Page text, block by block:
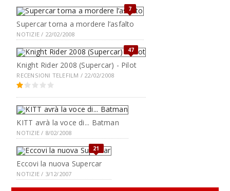
7
Supercar torna a mordere l’asfalto
NOTIZIE / 22/02/2008
47
Knight Rider 2008 (Supercar) - Pilot
RECENSIONI TELEFILM / 22/02/2008
KITT avrà la voce di... Batman
NOTIZIE / 8/02/2008
21
Eccovi la nuova Supercar
NOTIZIE / 3/12/2007